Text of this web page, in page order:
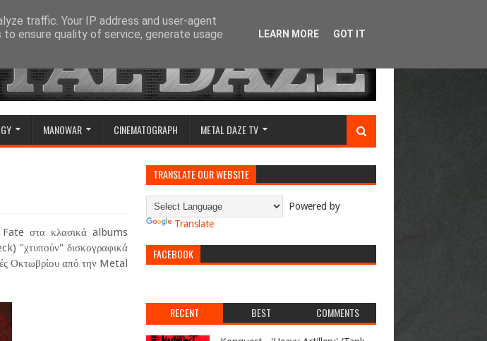
MANOWAR CINEMATOGRAPH METAL DAZE TV
στα κλασικά albums
"χτυπούν" δισκογραφικά
Οκτωβρίου από την Metal
TRANSLATE OUR WEBSITE
Powered by
Translate
FACEBOOK
RECENT BEST COMMENTS
traffic. Your IP address and user-agent
ensure quality of service, generate usage
LEARN MORE GOT IT